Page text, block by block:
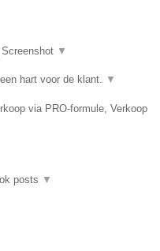
Screenshot ▼
hart voor de klant. ▼
via PRO-formule, Verkoop
posts ▼